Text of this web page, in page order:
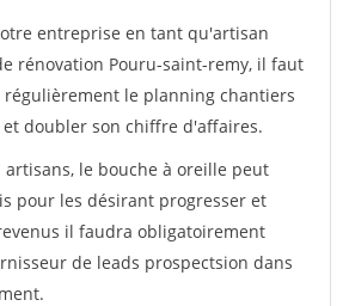
entreprise en tant qu'artisan
rénovation Pouru-saint-remy, il faut
le planning chantiers
doubler son chiffre d'affaires.
artisans, le bouche à oreille peut
pour les désirant progresser et
il faudra obligatoirement
de leads prospectsion dans